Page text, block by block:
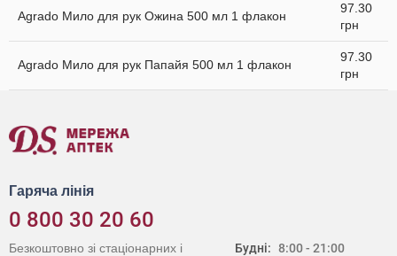
Agrado Мило для рук Ожина 500 мл 1 флакон
97.30
грн
Agrado Мило для рук Папайя 500 мл 1 флакон
97.30
грн
Гаряча лінія
0 800 30 20 60
Будні: 8:00 - 21:00
Безкоштовно зі стаціонарних і